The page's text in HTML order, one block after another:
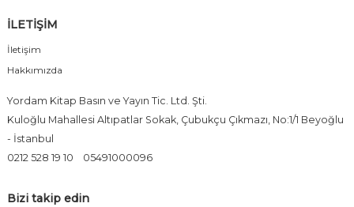
İLETİŞİM
İletişim
Hakkımızda
Yordam Kitap Basın ve Yayın Tic. Ltd. Şti.
Kuloğlu Mahallesi Altıpatlar Sokak, Çubukçu Çıkmazı, No:1/1 Beyoğlu
- İstanbul
0212 528 19 10
05491000096
Bizi takip edin